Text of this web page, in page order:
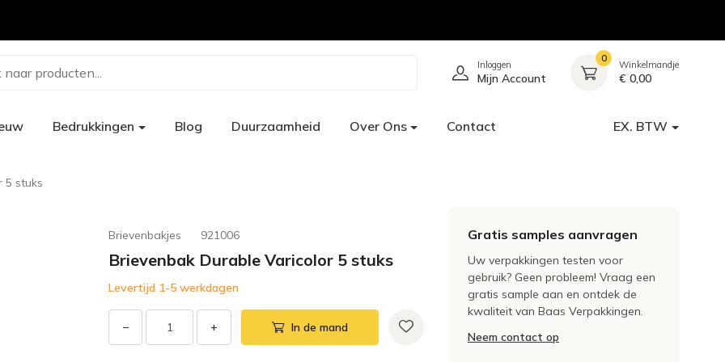
naar producten... Inloggen
Mijn Account
0
Winkelmandje
€ 0,00
Bedrukkingen Blog Duurzaamheid Over Ons Contact EX. BTW
5 stuks
Brievenbakjes 921006
Brievenbak Durable Varicolor 5 stuks
Levertijd 1-5 werkdagen
− + In de mand
Gratis samples aanvragen
Uw verpakkingen testen voor
gebruik? Geen probleem! Vraag een
gratis sample aan en ontdek de
kwaliteit van Baas Verpakkingen.
Neem contact op